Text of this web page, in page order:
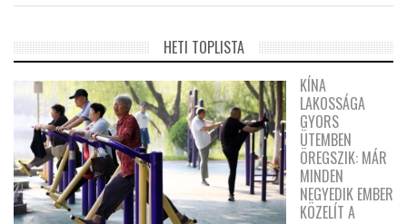
HETI TOPLISTA
KÍNA
LAKOSSÁGA
GYORS
ÜTEMBEN
ÖREGSZIK: MÁR
MINDEN
NEGYEDIK EMBER
KÖZELÍT A